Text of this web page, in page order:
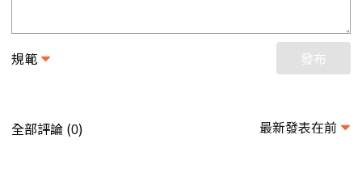
規範 發布
全部評論 (0) 最新發表在前